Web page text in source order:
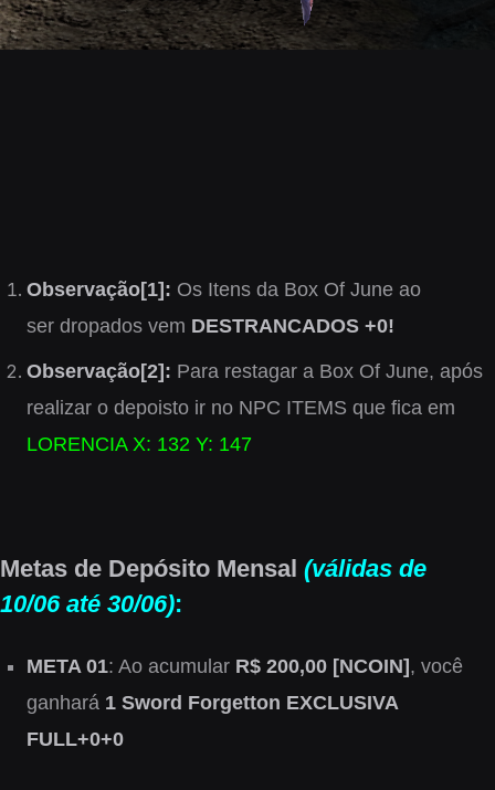
Observação[1]: Os Itens da Box Of June ao
ser dropados vem DESTRANCADOS +0!
Observação[2]: Para restagar a Box Of June, após
realizar o depoisto ir no NPC ITEMS que fica em
LORENCIA X: 132 Y: 147
Metas de Depósito Mensal (válidas de
10/06 até 30/06):
META 01: Ao acumular R$ 200,00 [NCOIN] , você
ganhará 1 Sword Forgetton EXCLUSIVA
FULL+0+0